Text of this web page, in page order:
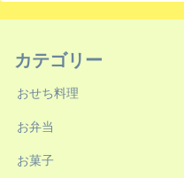
カテゴリー
おせち料理
お弁当
お菓子